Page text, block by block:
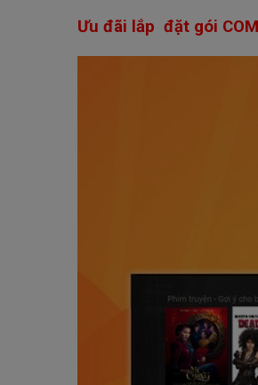
Ưu đãi lắp đặt gói